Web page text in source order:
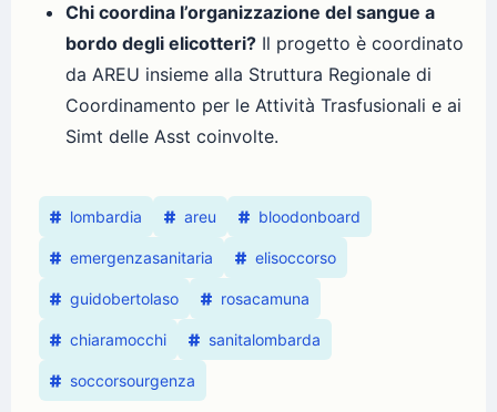
Chi coordina l’organizzazione del sangue a
bordo degli elicotteri? Il progetto è coordinato
da AREU insieme alla Struttura Regionale di
Coordinamento per le Attività Trasfusionali e ai
Simt delle Asst coinvolte.
lombardia areu bloodonboard
emergenzasanitaria elisoccorso
guidobertolaso rosacamuna
chiaramocchi sanitalombarda
soccorsourgenza